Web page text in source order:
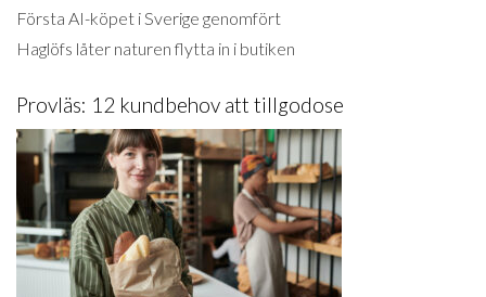
Första AI-köpet i Sverige genomfört
Haglöfs låter naturen flytta in i butiken
Provläs: 12 kundbehov att tillgodose